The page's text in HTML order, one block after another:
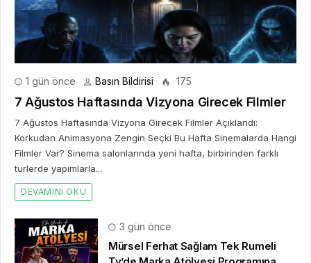
1 gün önce Basın Bildirisi 175
7 Ağustos Haftasında Vizyona Girecek Filmler
7 Ağustos Haftasında Vizyona Girecek Filmler Açıklandı:
Korkudan Animasyona Zengin Seçki Bu Hafta Sinemalarda Hangi
Filmler Var? Sinema salonlarında yeni hafta, birbirinden farklı
türlerde yapımlarla...
DEVAMINI OKU
3 gün önce
Mürsel Ferhat Sağlam Tek Rumeli